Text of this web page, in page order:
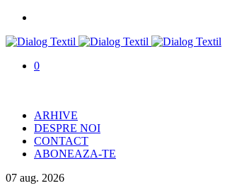
0
ARHIVE
DESPRE NOI
CONTACT
ABONEAZA-TE
07 aug. 2026